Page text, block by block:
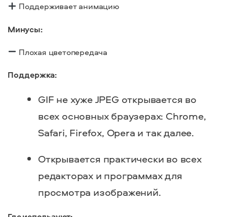
Поддерживает анимацию
Минусы:
Плохая цветопередача
Поддержка:
GIF не хуже JPEG открывается во
всех основных браузерах: Chrome,
Safari, Firefox, Opera и так далее.
Открывается практически во всех
редакторах и программах для
просмотра изображений.